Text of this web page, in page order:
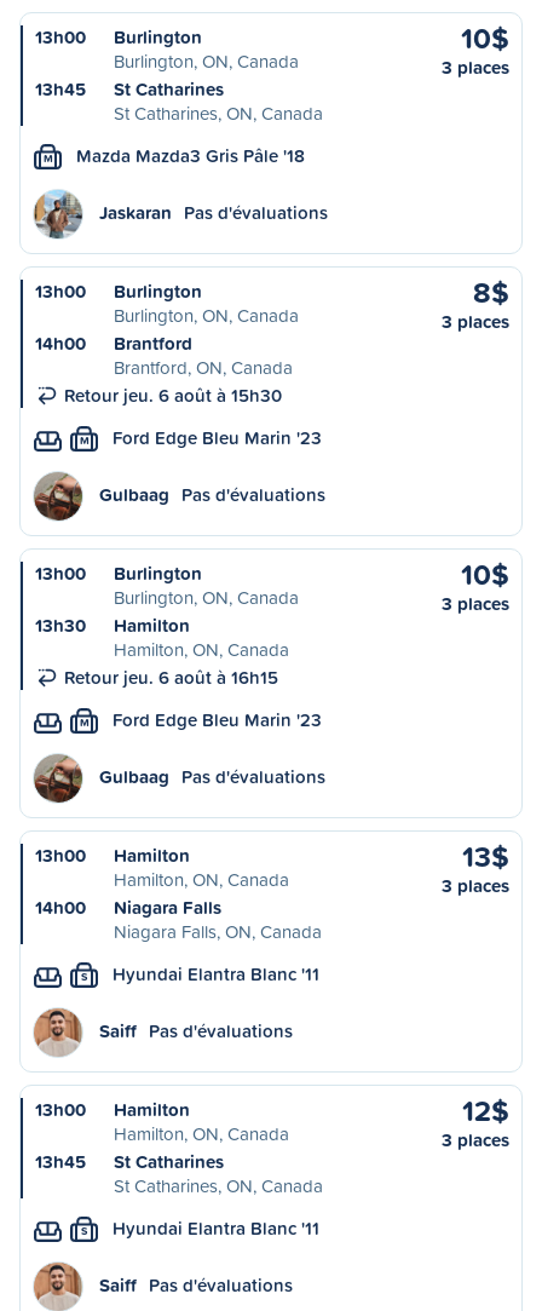
13h00
Burlington
Burlington, ON, Canada
13h45
St Catharines
St Catharines, ON, Canada
10$
3 places
M Mazda Mazda3 Gris Pâle '18
Jaskaran Pas d'évaluations
13h00
Burlington
Burlington, ON, Canada
14h00
Brantford
Brantford, ON, Canada
Retour jeu. 6 août à 15h30
8$
3 places
M Ford Edge Bleu Marin '23
Gulbaag Pas d'évaluations
13h00
Burlington
Burlington, ON, Canada
13h30
Hamilton
Hamilton, ON, Canada
Retour jeu. 6 août à 16h15
10$
3 places
M Ford Edge Bleu Marin '23
Gulbaag Pas d'évaluations
13h00
Hamilton
Hamilton, ON, Canada
14h00
Niagara Falls
Niagara Falls, ON, Canada
13$
3 places
S Hyundai Elantra Blanc '11
Saiff Pas d'évaluations
13h00
Hamilton
Hamilton, ON, Canada
13h45
St Catharines
St Catharines, ON, Canada
12$
3 places
S Hyundai Elantra Blanc '11
Saiff Pas d'évaluations